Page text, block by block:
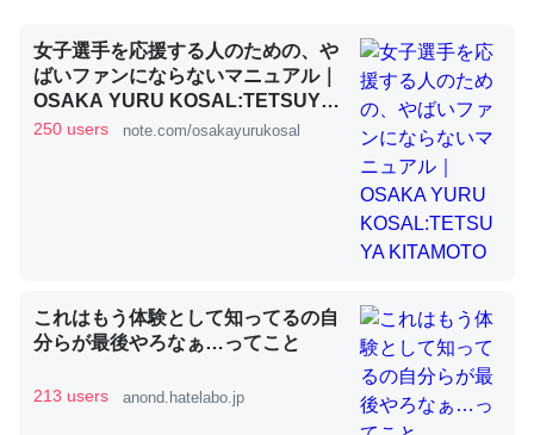
くらい。小説でいう「ずっと前の伏線」は回収されないけ
ど、短期記憶というには多い分量。進化すればするほど分
かりやすく強くなりそう
─GPTの仕組みと限界についての考察（１） - conceptualization
コオロギのカルシウム分はエビの600分の1程度。
─ニュース :: 【研究発表】昆虫学の大問題＝「昆虫はなぜ海にいな
女子選手を応援する人のための、や
ばいファンにならないマニュアル｜
OSAKA YURU KOSAL:TETSUYA
KITAMOTO
250 users note.com/osakayurukosal
これはもう体験として知ってるの自
分らが最後やろなぁ…ってこと
213 users anond.hatelabo.jp